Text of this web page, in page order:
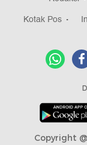
Kotak Pos
Copyright